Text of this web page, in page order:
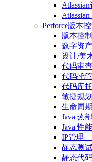
Atlassian
Perforce版本
版本控
数字资
设计/美
代码审查
代码托管
代码库
敏捷规
生命周
Java 热
Java 性
IP管理 –
静态测
静态代